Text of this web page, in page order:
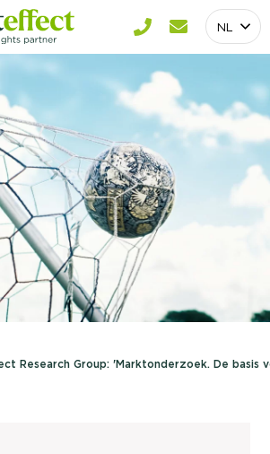
NL
Research Group: 'Marktonderzoek. De basis